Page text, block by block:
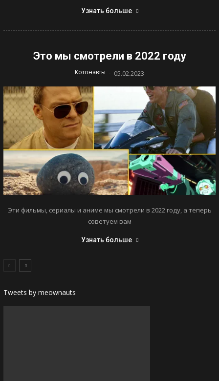
Узнать больше
Это мы смотрели в 2022 году
Котонавты - 05.02.2023
Эти фильмы, сериалы и аниме мы смотрели в 2022 году, а теперь
советуем вам
Узнать больше
Tweets by meownauts